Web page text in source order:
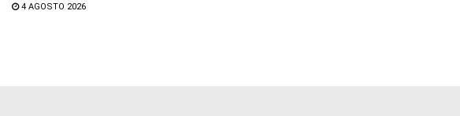
4 AGOSTO 2026